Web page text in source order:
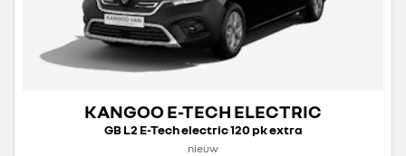
KANGOO E-TECH ELECTRIC
GB L2 E-Tech electric 120 pk extra
nieuw